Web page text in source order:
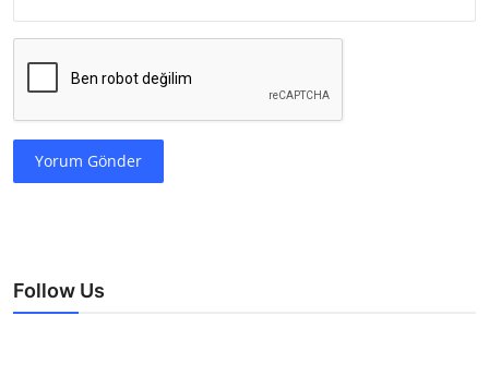
Yorum Gönder
Follow Us